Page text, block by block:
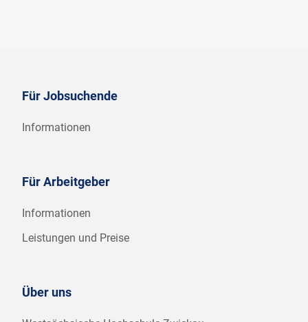
Für Jobsuchende
Informationen
Für Arbeitgeber
Informationen
Leistungen und Preise
Über uns